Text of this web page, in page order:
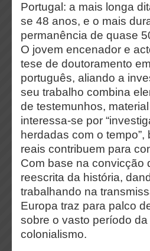
Portugal: a mais longa
se 48 anos, e o mais
permanência de quase
O jovem encenador e
tese de doutoramento
português, aliando a
seu trabalho combina
de testemunhos,
interessa-se por
herdadas com o
reais contribuem para
Com base na convicção
reescrita da história,
trabalhando na
Europa traz para palco
sobre o vasto período
colonialismo.